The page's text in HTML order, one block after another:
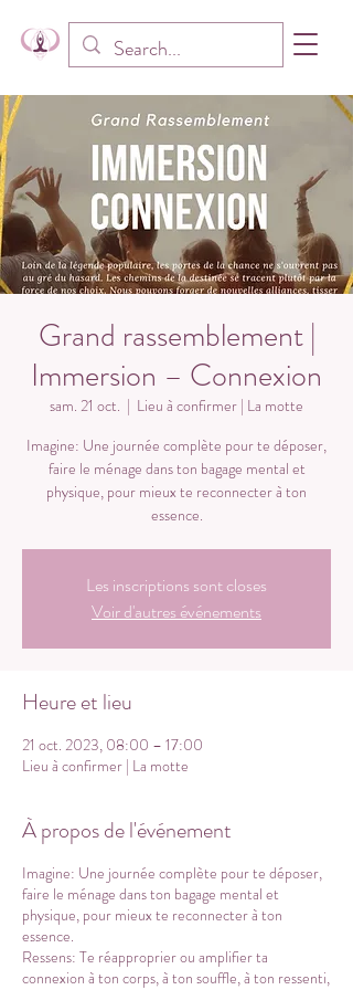
Grand rassemblement |
Immersion – Connexion
sam. 21 oct.
  |
Lieu à confirmer | La motte
Imagine: Une journée complète pour te déposer,
faire le ménage dans ton bagage mental et
physique, pour mieux te reconnecter à ton
essence.
Les inscriptions sont closes
Voir d'autres événements
Heure et lieu
21 oct. 2023, 08:00 – 17:00
Lieu à confirmer | La motte
À propos de l'événement
Imagine: Une journée complète pour te déposer,
faire le ménage dans ton bagage mental et
physique, pour mieux te reconnecter à ton
essence.
Ressens: Te réapproprier ou amplifier ta
connexion à ton corps, à ton souffle, à ton ressenti,